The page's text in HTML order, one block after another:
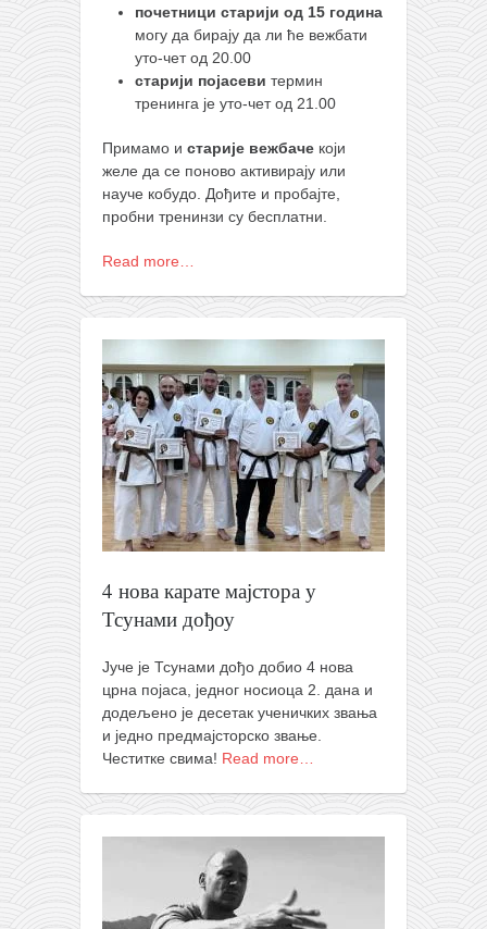
најновије на блогу
моје белешке
историја каратеа
карате
кихон
наиханчи
кушанку
пасаи
темашивари
кобудо
нунчаку
бо
тонфа
саи
тимбеи рочин
тсунами дојо
програм
снимци наступа
галерија клуба
чланарина
контакт
бесплатна е-књига
термини тренинга
моја прича
моја прича
почетници старији од 15 година
могу да бирају да ли ће вежбати
уто-чет од 20.00
старији појасеви термин
тренинга је уто-чет од 21.00
Примамо и старије вежбаче који
желе да се поново активирају или
науче кобудо. Дођите и пробајте,
пробни тренинзи су бесплатни.
Read more…
4 нова карате мајстора у
Тсунами дођоу
Јуче је Тсунами дођо добио 4 нова
црна појаса, једног носиоца 2. дана и
додељено је десетак ученичких звања
и једно предмајсторско звање.
Честитке свима! Read more…